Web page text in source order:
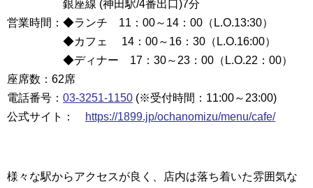
銀座線 (神田駅/4番出口)7分
営業時間：◆ランチ 11：00～14：00（L.O.13:30）
◆カフェ 14：00～16：30（L.O.16:00）
◆ディナー 17：30～23：00（L.O.22：00）
座席数：62席
電話番号： 03-3251-1150 (※受付時間：11:00～23:00)
公式サイト：
https://1899.jp/ochanomizu/menu/cafe/
様々な駅からアクセスが良く、店内は落ち着いた雰囲気な